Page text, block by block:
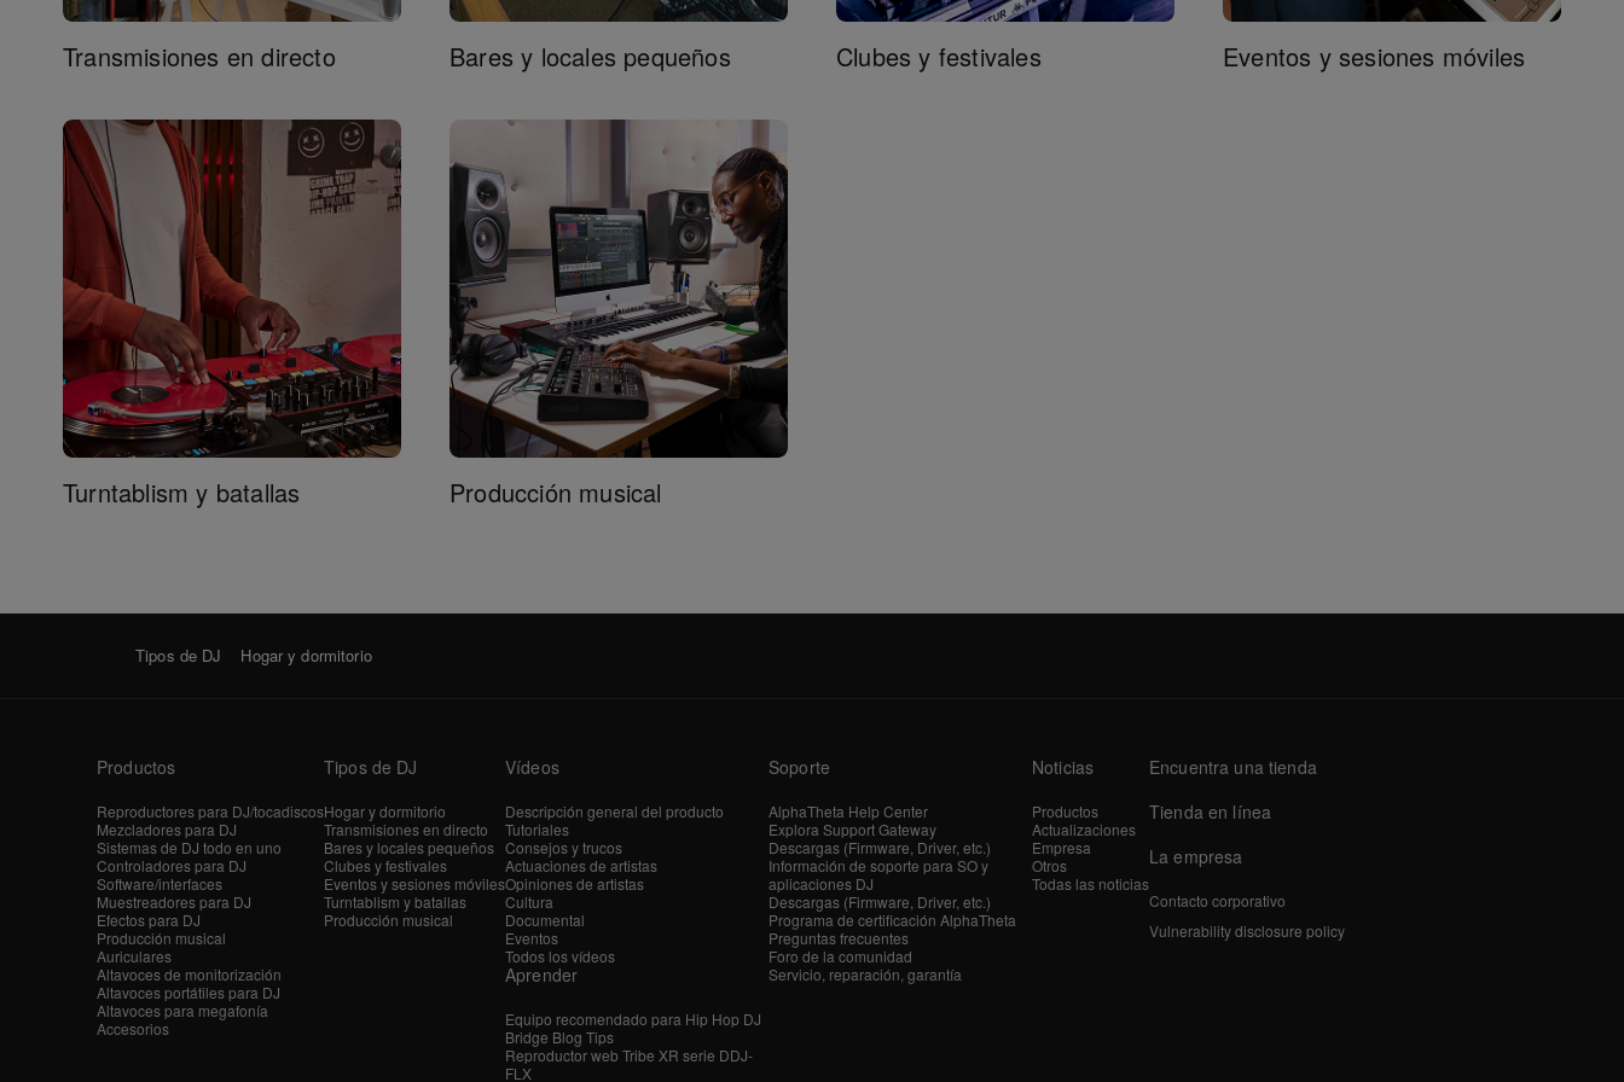
Transmisiones en directo Bares y locales pequeños Clubes y festivales Eventos y sesiones móviles
Turntablism y batallas Producción musical
Tipos de DJ Hogar y dormitorio
Productos
Reproductores para DJ/tocadiscos
Mezcladores para DJ
Sistemas de DJ todo en uno
Controladores para DJ
Software/interfaces
Muestreadores para DJ
Efectos para DJ
Producción musical
Auriculares
Altavoces de monitorización
Altavoces portátiles para DJ
Altavoces para megafonía
Accesorios
Tipos de DJ
Hogar y dormitorio
Transmisiones en directo
Bares y locales pequeños
Clubes y festivales
Eventos y sesiones móviles
Turntablism y batallas
Producción musical
Vídeos
Descripción general del producto
Tutoriales
Consejos y trucos
Actuaciones de artistas
Opiniones de artistas
Cultura
Documental
Eventos
Todos los vídeos
Aprender
Equipo recomendado para Hip Hop DJ
Bridge Blog Tips
Reproductor web Tribe XR serie DDJ-
FLX
Soporte
AlphaTheta Help Center
Explora Support Gateway
Descargas (Firmware, Driver, etc.)
Información de soporte para SO y
aplicaciones DJ
Descargas (Firmware, Driver, etc.)
Programa de certificación AlphaTheta
Preguntas frecuentes
Foro de la comunidad
Servicio, reparación, garantía
Noticias
Productos
Actualizaciones
Empresa
Otros
Todas las noticias
Encuentra una tienda
Tienda en línea
La empresa
Contacto corporativo
Vulnerability disclosure policy